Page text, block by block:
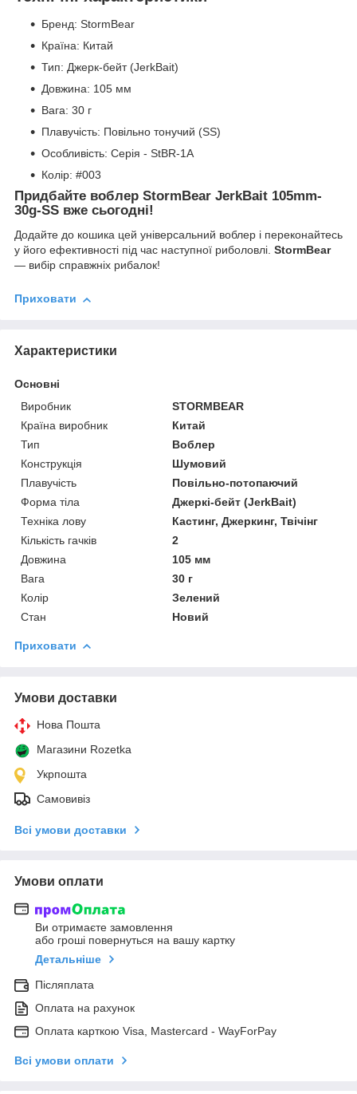
Бренд: StormBear
Країна: Китай
Тип: Джерк-бейт (JerkBait)
Довжина: 105 мм
Вага: 30 г
Плавучість: Повільно тонучий (SS)
Особливість: Серія - StBR-1A
Колір: #003
Придбайте воблер StormBear JerkBait 105mm-
30g-SS вже сьогодні!
Додайте до кошика цей універсальний воблер і переконайтесь
у його ефективності під час наступної риболовлі. StormBear
— вибір справжніх рибалок!
Приховати
Характеристики
Основні
Виробник
STORMBEAR
Країна виробник
Китай
Тип
Воблер
Конструкція
Шумовий
Плавучість
Повільно-потопаючий
Форма тіла
Джеркі-бейт (JerkBait)
Техніка лову
Кастинг, Джеркинг, Твічінг
Кількість гачків
2
Довжина
105 мм
Вага
30 г
Колір
Зелений
Стан
Новий
Приховати
Умови доставки
Нова Пошта
Магазини Rozetka
Укрпошта
Самовивіз
Всі умови доставки
Умови оплати
Ви отримаєте замовлення
або гроші повернуться на вашу картку
Детальніше
Післяплата
Оплата на рахунок
Оплата карткою Visa, Mastercard - WayForPay
Всі умови оплати